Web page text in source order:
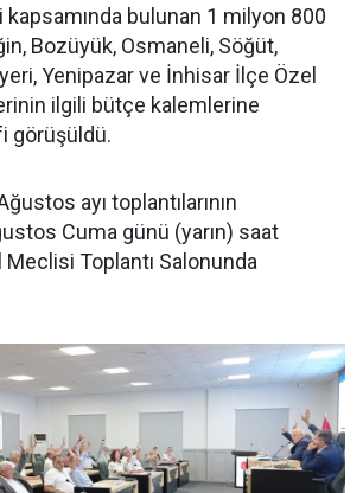
kapsamında bulunan 1 milyon 800
Bozüyük, Osmaneli, Söğüt,
Yenipazar ve İnhisar İlçe Özel
ilgili bütçe kalemlerine
görüşüldü.
ayı toplantılarının
Cuma günü (yarın) saat
Meclisi Toplantı Salonunda